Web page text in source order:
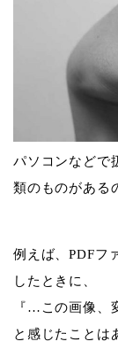
パソコンなどで
類のものがある
例えば、PDFフ
したときに、
『…この画像、
と感じたことは